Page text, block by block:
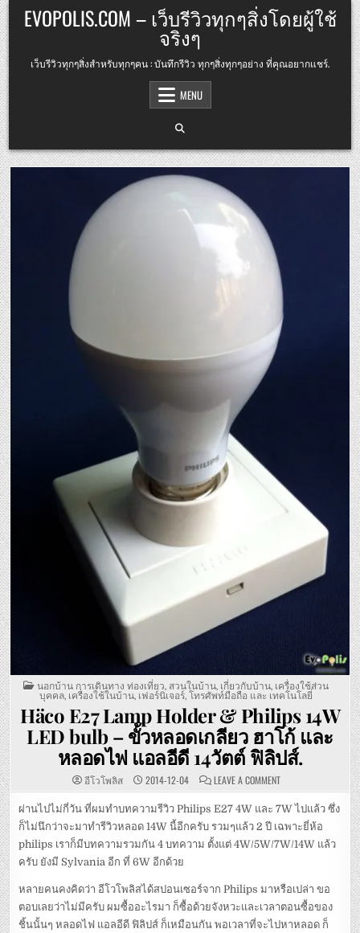
Skip
to
content
EVOPOLIS.COM – เว็บรีวิวทุกๆสิ่งโดยผู้ใช้
จริงๆ
เว็บรีวิวทุกๆสิ่งสำหรับทุกๆคน : บันทึกรีวิว ทุกๆสิ่งทุกๆอย่าง ที่คุณอยากแชร์.
MENU
POSTED
IN
นอกบ้าน การเดินทาง ท่องเที่ยว, สวนในบ้าน, เกี่ยวกับบ้าน, เครื่องใช้ส่วน
บุคคล, เครื่องใช้ในบ้าน, เฟอร์นิเจอร์,โทรศัพท์มือถือ และ เทคโนโลยี่
Häco E27 Lamp Holder & Philips 14W
LED bulb – ขั้วหลอดเกลียว ฮาโก้ และ
หลอดไฟ แอลอีดี 14วัตต์ ฟิลิปส์.
อีโวโพลิส 2014-12-04 LEAVE A COMMENTON
HÄCO
LAMP
HOLDER
&
PHILIPS
14W
ขั้ว
หลอด
เกลียว
ฮา
โก้
ผ่านไปไม่กี่วัน ที่ผมทำบทความรีวิว Philips E27 4W และ 7W ไปแล้ว ซึ่ง
ก็ไม่นึกว่าจะมาทำรีวิวหลอด 14W นี้อีกครับ รวมๆแล้ว 2 ปี เฉพาะยี่ห้อ
philips เราก็มีบทความรวมกัน 4 บทความ ตั้งแต่ 4W/5W/7W/14W แล้ว
ครับ ยังมี Sylvania อีก ที่ 6W อีกด้วย
หลายคนคงคิดว่า อีโวโพลิสได้สปอนเซอร์จาก Philips มาหรือเปล่า ขอ
ตอบเลยว่าไม่มีครับ ผมซื้ออะไรมา ก็ซื้อด้วยจังหวะและเวลาตอนซื้อของ
ชิ้นนั้นๆ หลอดไฟ แอลอีดี ฟิลิปส์ ก็เหมือนกัน พอเวลาที่จะไปหาหลอด ก็